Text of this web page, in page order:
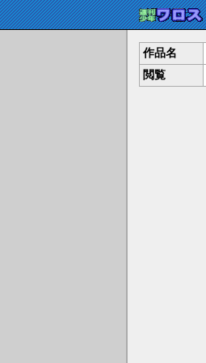
作品名
閲覧